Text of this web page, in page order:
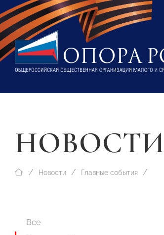
НОВОСТИ
Новости Главные события
Все